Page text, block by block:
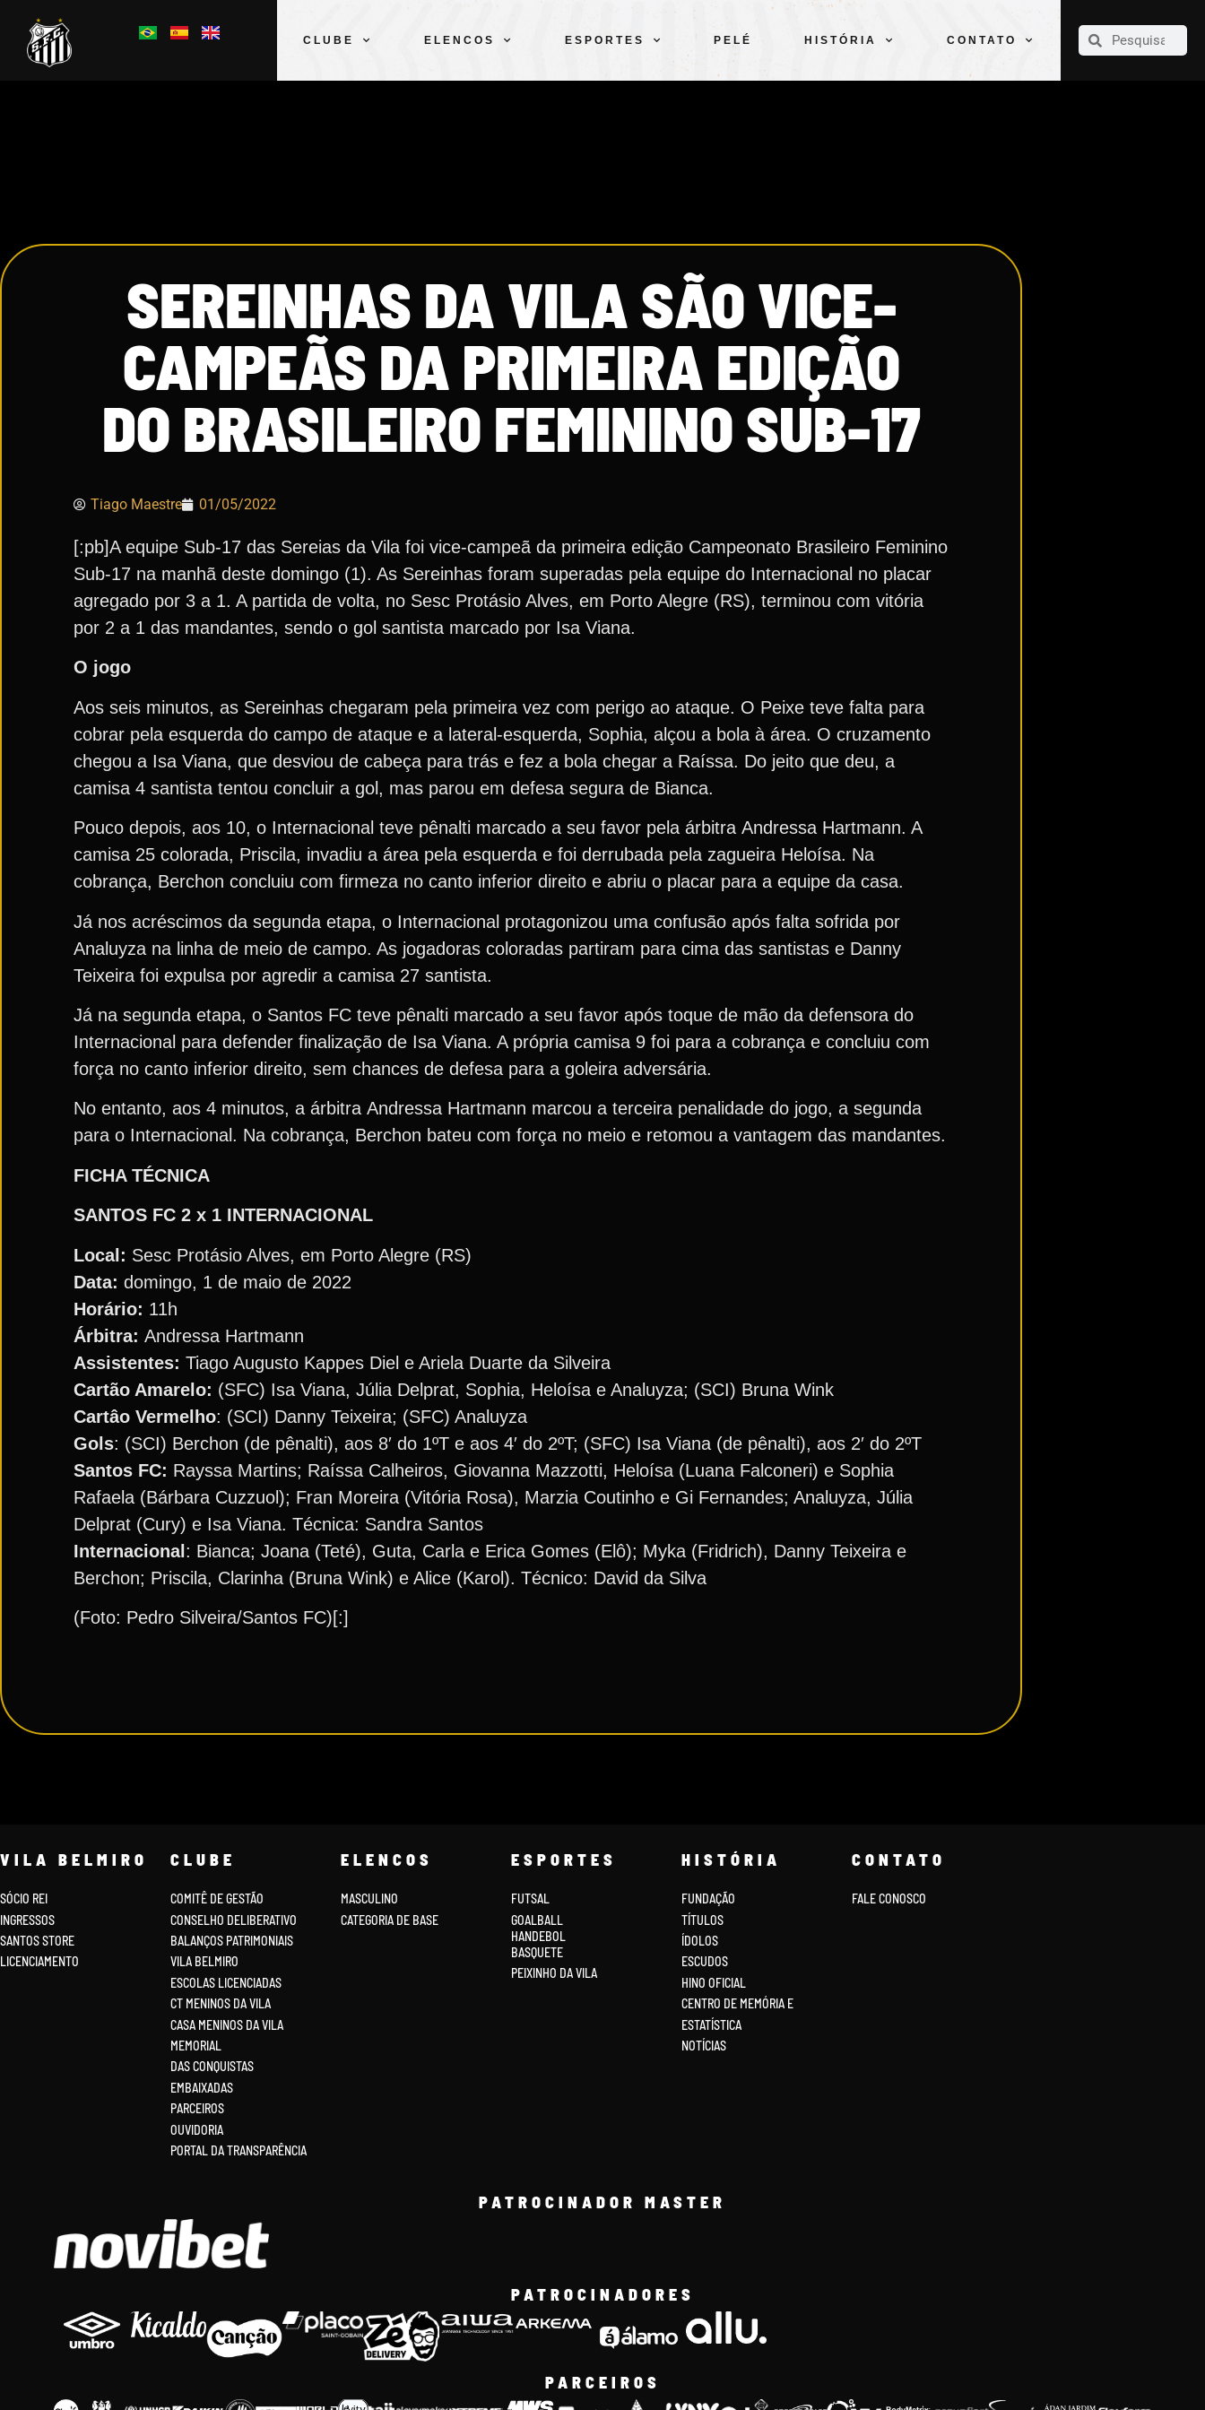
CLUBE ELENCOS ESPORTES PELÉ HISTÓRIA CONTATO
CLUBE
SEREINHAS DA VILA SÃO VICE-
CAMPEÃS DA PRIMEIRA EDIÇÃO
DO BRASILEIRO FEMININO SUB-17
Tiago Maestre 01/05/2022
[:pb]A equipe Sub-17 das Sereias da Vila foi vice-campeã da primeira edição Campeonato Brasileiro Feminino
Sub-17 na manhã deste domingo (1). As Sereinhas foram superadas pela equipe do Internacional no placar
agregado por 3 a 1. A partida de volta, no Sesc Protásio Alves, em Porto Alegre (RS), terminou com vitória
por 2 a 1 das mandantes, sendo o gol santista marcado por Isa Viana.
O jogo
Aos seis minutos, as Sereinhas chegaram pela primeira vez com perigo ao ataque. O Peixe teve falta para
cobrar pela esquerda do campo de ataque e a lateral-esquerda, Sophia, alçou a bola à área. O cruzamento
chegou a Isa Viana, que desviou de cabeça para trás e fez a bola chegar a Raíssa. Do jeito que deu, a
camisa 4 santista tentou concluir a gol, mas parou em defesa segura de Bianca.
Pouco depois, aos 10, o Internacional teve pênalti marcado a seu favor pela árbitra Andressa Hartmann. A
camisa 25 colorada, Priscila, invadiu a área pela esquerda e foi derrubada pela zagueira Heloísa. Na
cobrança, Berchon concluiu com firmeza no canto inferior direito e abriu o placar para a equipe da casa.
Já nos acréscimos da segunda etapa, o Internacional protagonizou uma confusão após falta sofrida por
Analuyza na linha de meio de campo. As jogadoras coloradas partiram para cima das santistas e Danny
Teixeira foi expulsa por agredir a camisa 27 santista.
Já na segunda etapa, o Santos FC teve pênalti marcado a seu favor após toque de mão da defensora do
Internacional para defender finalização de Isa Viana. A própria camisa 9 foi para a cobrança e concluiu com
força no canto inferior direito, sem chances de defesa para a goleira adversária.
No entanto, aos 4 minutos, a árbitra Andressa Hartmann marcou a terceira penalidade do jogo, a segunda
para o Internacional. Na cobrança, Berchon bateu com força no meio e retomou a vantagem das mandantes.
FICHA TÉCNICA
SANTOS FC 2 x 1 INTERNACIONAL
Local: Sesc Protásio Alves, em Porto Alegre (RS)
Data: domingo, 1 de maio de 2022
Horário: 11h
Árbitra: Andressa Hartmann
Assistentes: Tiago Augusto Kappes Diel e Ariela Duarte da Silveira
Cartão Amarelo: (SFC) Isa Viana, Júlia Delprat, Sophia, Heloísa e Analuyza; (SCI) Bruna Wink
Cartâo Vermelho: (SCI) Danny Teixeira; (SFC) Analuyza
Gols: (SCI) Berchon (de pênalti), aos 8′ do 1ºT e aos 4′ do 2ºT; (SFC) Isa Viana (de pênalti), aos 2′ do 2ºT
Santos FC: Rayssa Martins; Raíssa Calheiros, Giovanna Mazzotti, Heloísa (Luana Falconeri) e Sophia
Rafaela (Bárbara Cuzzuol); Fran Moreira (Vitória Rosa), Marzia Coutinho e Gi Fernandes; Analuyza, Júlia
Delprat (Cury) e Isa Viana. Técnica: Sandra Santos
Internacional: Bianca; Joana (Teté), Guta, Carla e Erica Gomes (Elô); Myka (Fridrich), Danny Teixeira e
Berchon; Priscila, Clarinha (Bruna Wink) e Alice (Karol). Técnico: David da Silva
(Foto: Pedro Silveira/Santos FC)[:]
VILA BELMIRO
SÓCIO REI
INGRESSOS
SANTOS STORE
LICENCIAMENTO
CLUBE
COMITÊ DE GESTÃO
CONSELHO DELIBERATIVO
BALANÇOS PATRIMONIAIS
VILA BELMIRO
ESCOLAS LICENCIADAS
CT MENINOS DA VILA
CASA MENINOS DA VILA
MEMORIAL
DAS CONQUISTAS
EMBAIXADAS
PARCEIROS
OUVIDORIA
PORTAL DA TRANSPARÊNCIA
ELENCOS
MASCULINO
CATEGORIA DE BASE
ESPORTES
FUTSAL
GOALBALL
HANDEBOL
BASQUETE
PEIXINHO DA VILA
HISTÓRIA
FUNDAÇÃO
TÍTULOS
ÍDOLOS
ESCUDOS
HINO OFICIAL
CENTRO DE MEMÓRIA E
ESTATÍSTICA
NOTÍCIAS
CONTATO
FALE CONOSCO
PATROCINADOR MASTER
PATROCINADORES
PARCEIROS